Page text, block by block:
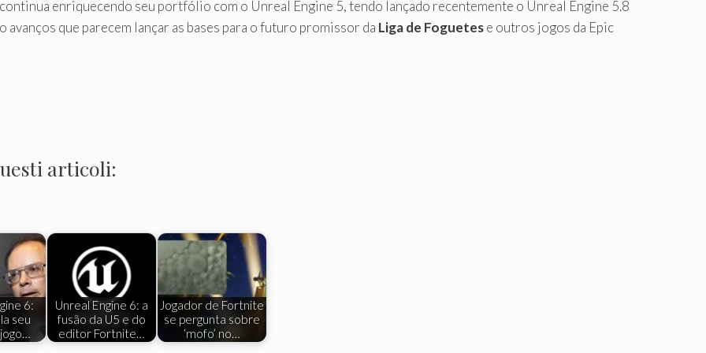
enriquecendo seu portfólio com o Unreal Engine 5, tendo lançado recentemente o Unreal Engine 5.8
que parecem lançar as bases para o futuro promissor da Liga de Foguetese outros jogos da Epic
articoli:
6:
seu
Unreal Engine 6: a
fusão da U5 e do
editor Fortnite…
Jogador de Fortnite
se pergunta sobre
‘mofo’ no…